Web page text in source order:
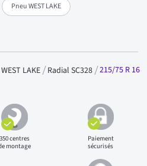
Pneu WEST LAKE
WEST LAKE Radial SC328 215/75 R 16
350 centres
montage
Paiement
sécurisés